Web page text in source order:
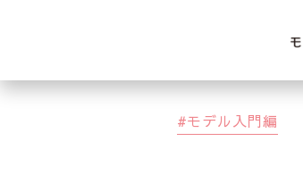
モデル入門編